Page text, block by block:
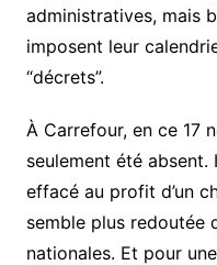
administratives, mais
imposent leur
“décrets”.
À Carrefour, en ce 17
seulement été absent.
effacé au profit d’un
semble plus redoutée
nationales. Et pour